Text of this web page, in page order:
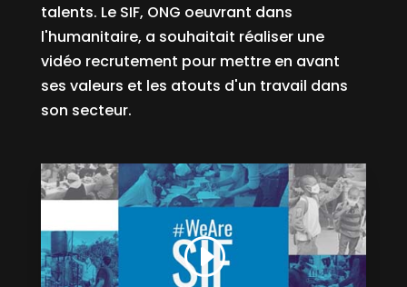
talents. Le SIF, ONG oeuvrant dans
l'humanitaire, a souhaitait réaliser une
vidéo recrutement pour mettre en avant
ses valeurs et les atouts d'un travail dans
son secteur.